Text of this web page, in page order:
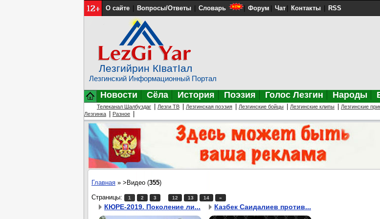
О сайте Вопросы/Ответы Словарь Форум Чат Контакты RSS
Лезгийрин КIватIал
Лезгинский Информационный Портал
Новости Сёла История Поэзия Голос Лезгин Народы
Телеканал Шалбуздаг Лезги ТВ Лезгинская поэзия Лезгинские бойцы Лезгинские клипы Лезгинские
Лезгинка
Разное
Главная » >Видео (355)
Страницы:
1 2 3 12 13 14 »
КЮРЕ-2019. Поколение ли... Казбек Саидалиев против...